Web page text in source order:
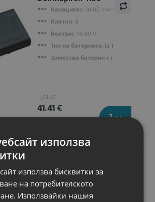
Капацитет: 4400 mAh
Клетки: 8
Волтаж: 14.80 V
Тип на батерията: Li-Ion
Замества батерии с номер
Цена:
41.41 €
80.99 лв.
Подобни продукти
използва
използва бисквитки за
на потребителското
Използвайки нашия